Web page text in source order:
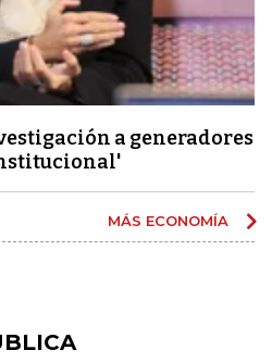
a generadores
MÁS ECONOMÍA